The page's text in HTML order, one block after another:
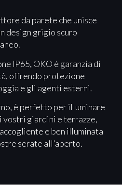
da parete che unisce
design grigio scuro
IP65, OKO è garanzia di
offrendo protezione
e gli agenti esterni.
è perfetto per illuminare
vostri giardini e terrazze,
e ben illuminata
serate all'aperto.